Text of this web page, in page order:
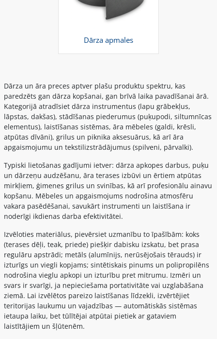
Dārza apmales
Dārza un āra preces aptver plašu produktu spektru, kas
paredzēts gan dārza kopšanai, gan brīvā laika pavadīšanai ārā.
Kategorijā atradīsiet dārza instrumentus (lapu grābekļus,
lāpstas, dakšas), stādīšanas piederumus (puķupodi, siltumnīcas
elementus), laistīšanas sistēmas, āra mēbeles (galdi, krēsli,
atpūtas dīvāni), grilus un piknika aksesuārus, kā arī āra
apgaismojumu un tekstilizstrādājumus (spilveni, pārvalki).
Typiski lietošanas gadījumi ietver: dārza apkopes darbus, puķu
un dārzeņu audzēšanu, āra terases izbūvi un ērtiem atpūtas
mirkļiem, ģimenes grilus un svinības, kā arī profesionālu ainavu
kopšanu. Mēbeles un apgaismojums nodrošina atmosfēru
vakara pasēdēšanai, savukārt instrumenti un laistīšana ir
noderīgi ikdienas darba efektivitātei.
Izvēloties materiālus, pievērsiet uzmanību to īpašībām: koks
(terases dēļi, teak, priede) piešķir dabisku izskatu, bet prasa
regulāru apstrādi; metāls (alumīnijs, nerūsējošais tērauds) ir
izturīgs un viegli kopjams; sintētiskais pinums un polipropilēns
nodrošina vieglu apkopi un izturību pret mitrumu. Izmēri un
svars ir svarīgi, ja nepieciešama portativitāte vai uzglabāšana
ziemā. Lai izvēlētos pareizo laistīšanas līdzekli, izvērtējiet
teritorijas laukumu un vajadzības — automātiskās sistēmas
ietaupa laiku, bet tūlītējai atpūtai pietiek ar gataviem
laistītājiem un šļūtenēm.